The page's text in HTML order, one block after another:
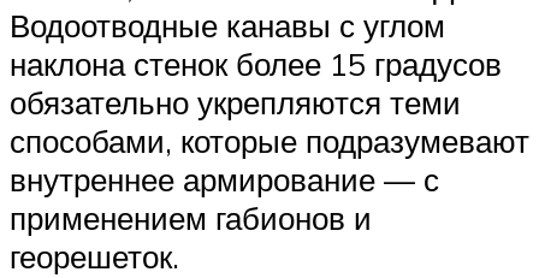
Водоотводные канавы с углом
наклона стенок более 15 градусов
обязательно укрепляются теми
способами, которые подразумевают
внутреннее армирование — с
применением габионов и
георешеток.